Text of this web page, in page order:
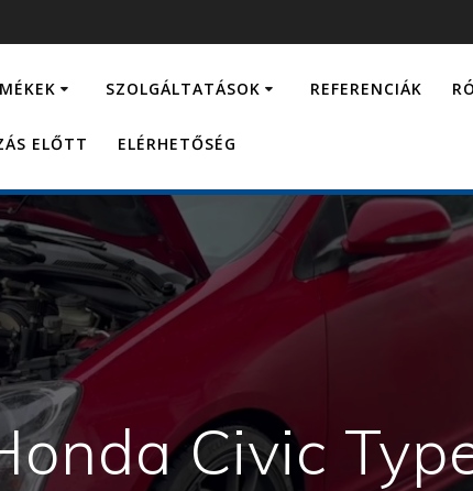
SZOLGÁLTATÁSOK REFERENCIÁK
ELŐTT ELÉRHETŐSÉG
Civic